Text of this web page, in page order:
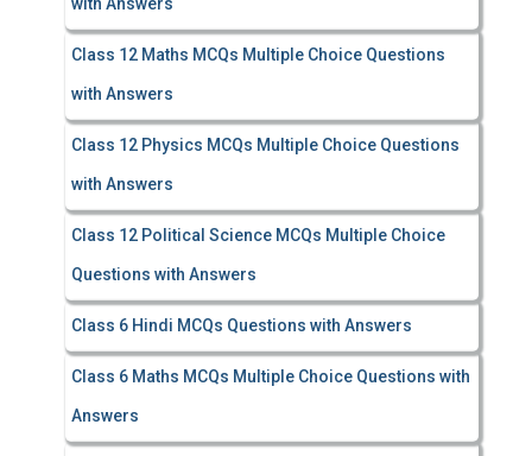
Class 12 Maths MCQs Multiple Choice Questions
with Answers
Class 12 Physics MCQs Multiple Choice Questions
with Answers
Class 12 Political Science MCQs Multiple Choice
Questions with Answers
Class 6 Hindi MCQs Questions with Answers
Class 6 Maths MCQs Multiple Choice Questions with
Answers